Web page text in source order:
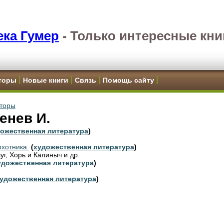
Гумер - Только интересные
Новые книги Связь Помощь сайту
И.
литература)
(художественная литература)
Хорь и Калиныч и др.
литература)
литература)